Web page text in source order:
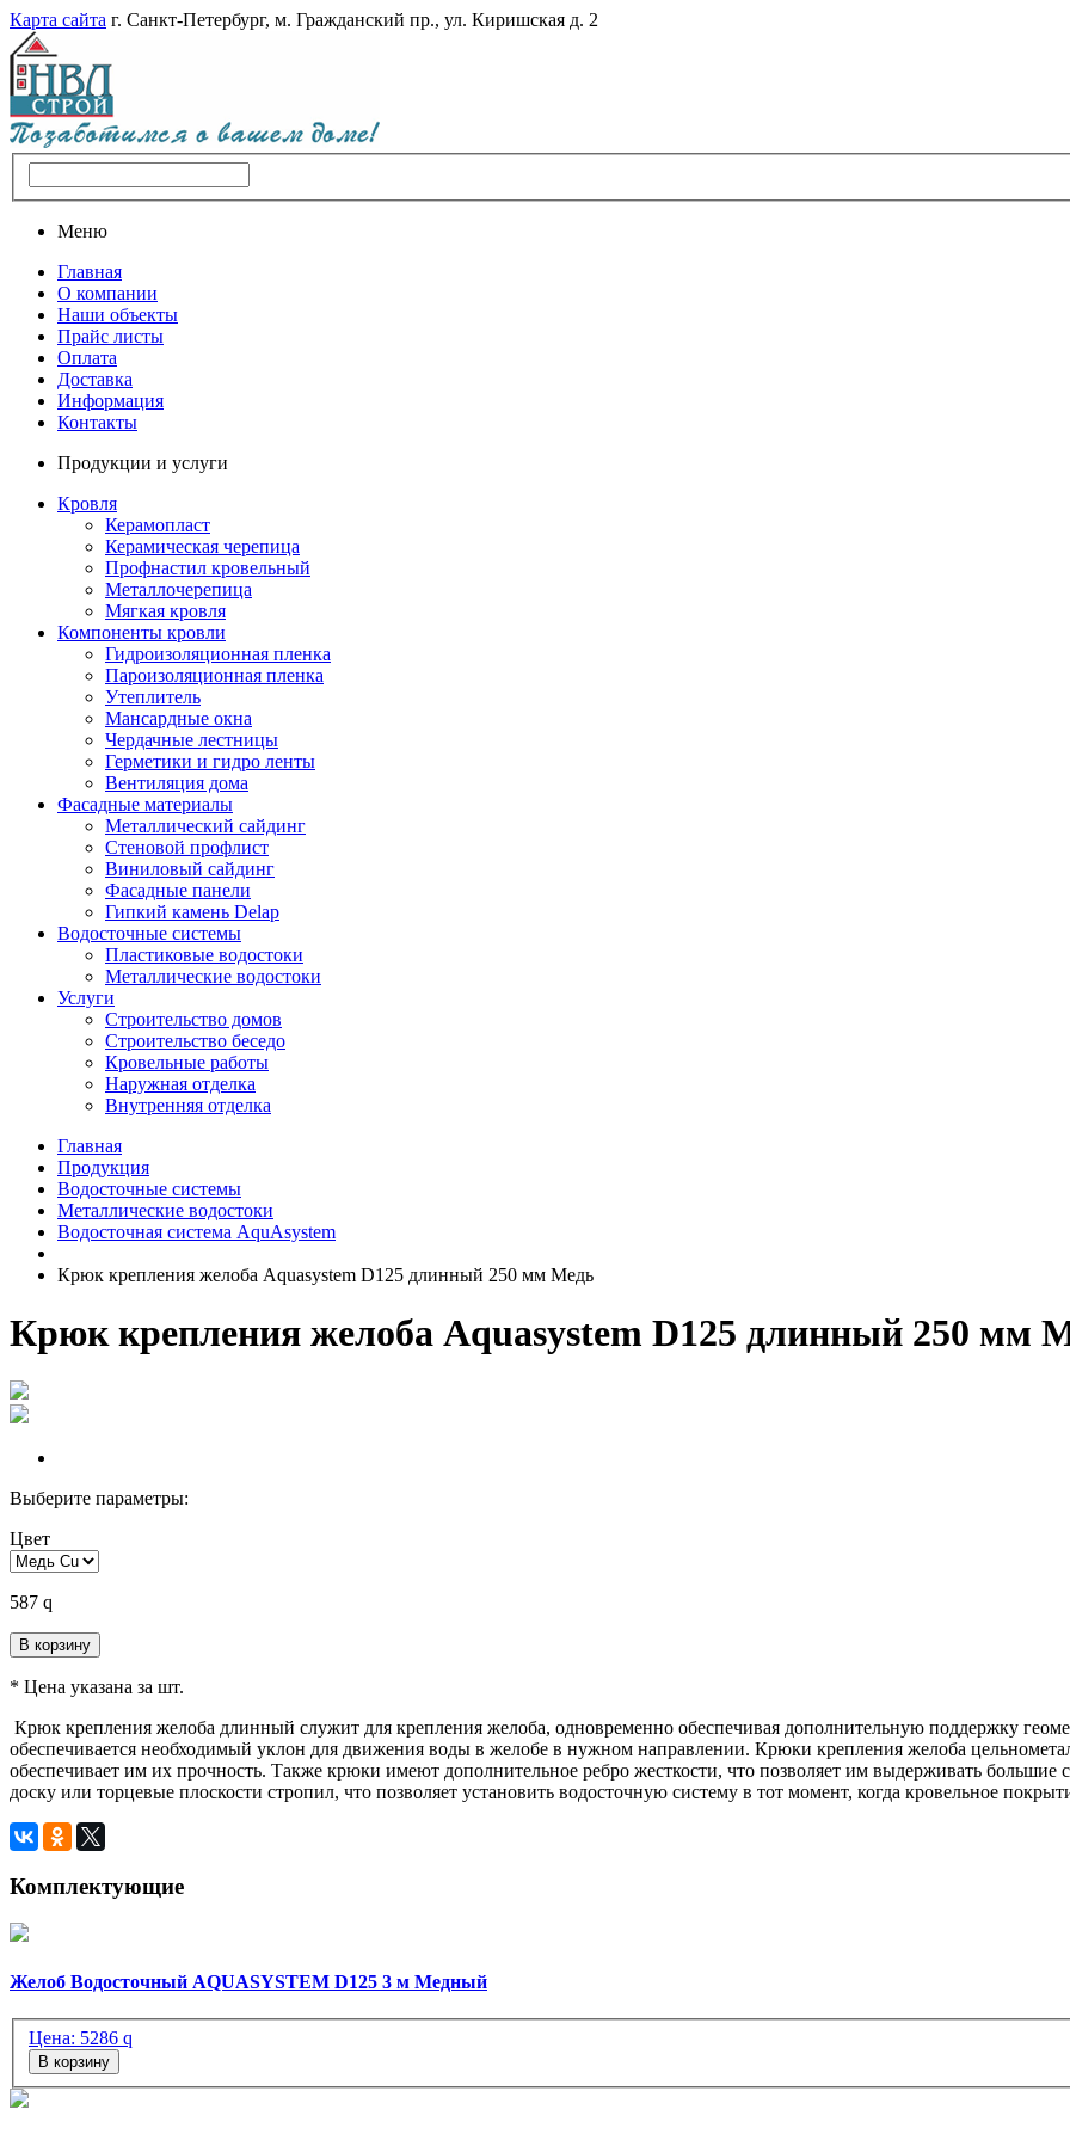
Карта сайта г. Санкт-Петербург, м. Гражданский пр., ул. Киришская д. 2
Меню
Главная
О компании
Наши объекты
Прайс листы
Оплата
Доставка
Информация
Контакты
Продукции и услуги
Кровля
Керамопласт
Керамическая черепица
Профнастил кровельный
Металлочерепица
Мягкая кровля
Компоненты кровли
Гидроизоляционная пленка
Пароизоляционная пленка
Утеплитель
Мансардные окна
Чердачные лестницы
Герметики и гидро ленты
Вентиляция дома
Фасадные материалы
Металлический сайдинг
Стеновой профлист
Виниловый сайдинг
Фасадные панели
Гипкий камень Delap
Водосточные системы
Пластиковые водостоки
Металлические водостоки
Услуги
Строительство домов
Строительство беседо
Кровельные работы
Наружная отделка
Внутренняя отделка
Главная
Продукция
Водосточные системы
Металлические водостоки
Водосточная система AquAsystem
Крюк крепления желоба Aquasystem D125 длинный 250 мм Медь
Крюк крепления желоба Aquasystem D125 длинный 250 мм
Выберите параметры:
Цвет
587 q
В корзину
* Цена указана за шт.
Крюк крепления желоба длинный служит для крепления желоба, одновременно обеспечивая дополнительную поддержку
обеспечивается необходимый уклон для движения воды в желобе в нужном направлении. Крюки крепления желоба
обеспечивает им их прочность. Также крюки имеют дополнительное ребро жесткости, что позволяет им выдерживать большие
доску или торцевые плоскости стропил, что позволяет установить водосточную систему в тот момент, когда кровельное
Комплектующие
Желоб Водосточный AQUASYSTEM D125 3 м Медный
Цена: 5286 q
В корзину